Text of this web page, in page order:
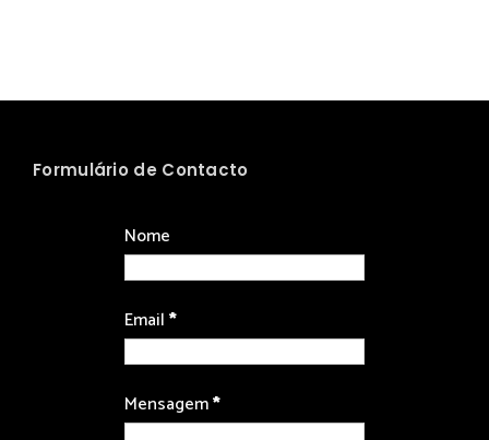
Formulário de Contacto
Nome
Email*
Mensagem*